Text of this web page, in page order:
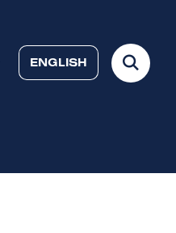
ENGLISH